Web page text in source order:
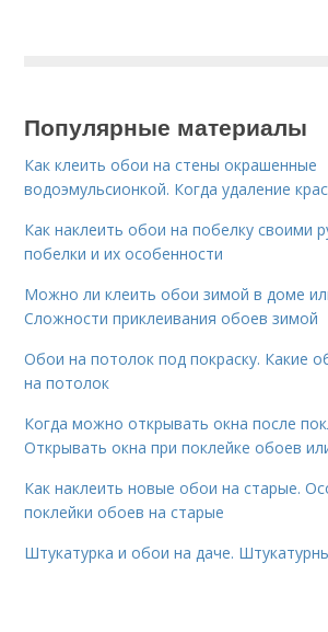
Популярные материалы
Как клеить обои на стены окрашенные
водоэмульсионкой. Когда удаление
Как наклеить обои на побелку своими
побелки и их особенности
Можно ли клеить обои зимой в доме
Сложности приклеивания обоев зимой
Обои на потолок под покраску. Какие
на потолок
Когда можно открывать окна после
Открывать окна при поклейке обоев
Как наклеить новые обои на старые.
поклейки обоев на старые
Штукатурка и обои на даче.